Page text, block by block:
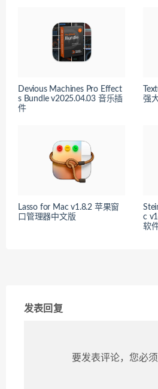
Devious Machines Pro Effect
s Bundle v2025.04.03 音乐插
件
强
Lasso for Mac v1.8.2 苹果窗
口管理器中文版
c
软
发表回复
要发表评论，您必